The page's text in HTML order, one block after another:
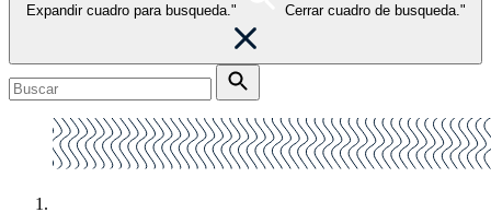
Expandir cuadro para busqueda." Cerrar cuadro de busqueda."